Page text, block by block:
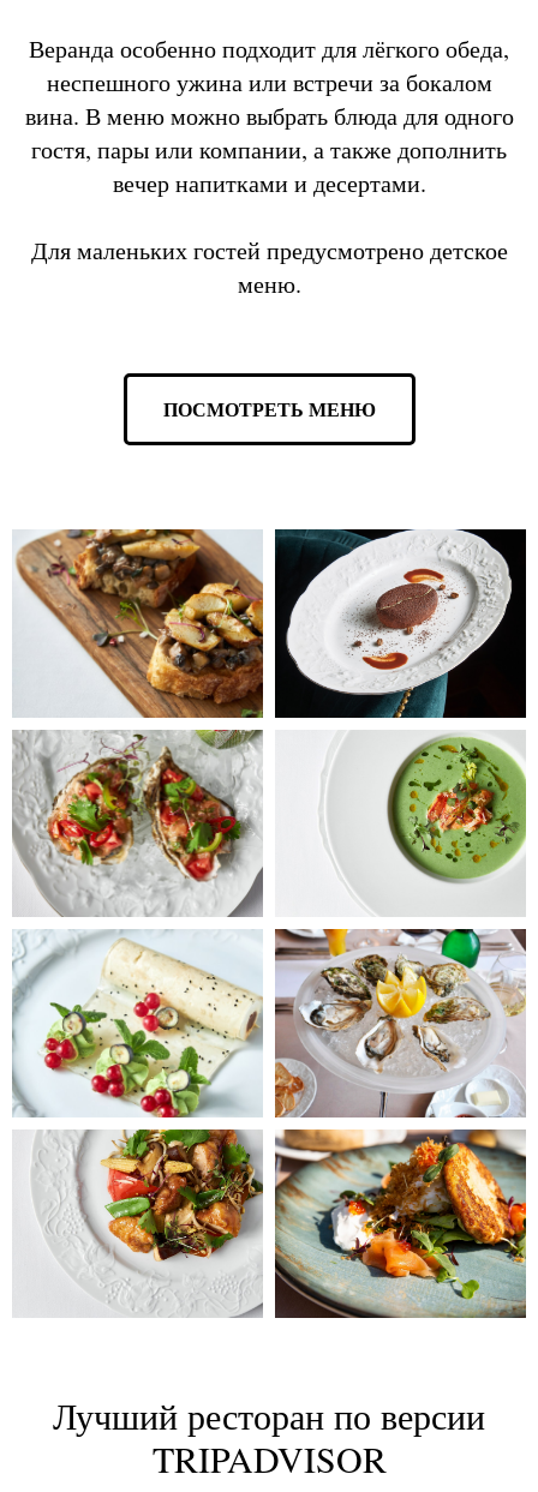
Веранда особенно подходит для лёгкого обеда,
неспешного ужина или встречи за бокалом
вина. В меню можно выбрать блюда для одного
гостя, пары или компании, а также дополнить
вечер напитками и десертами.
Для маленьких гостей предусмотрено детское
меню.
ПОСМОТРЕТЬ МЕНЮ
Лучший ресторан по версии
TRIPADVISOR